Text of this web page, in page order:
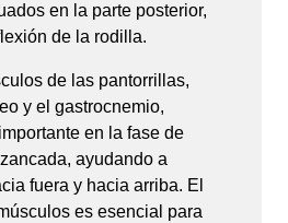
en la parte posterior,
de la rodilla.
de las pantorrillas,
y el gastrocnemio,
en la fase de
ayudando a
fuera y hacia arriba. El
es esencial para